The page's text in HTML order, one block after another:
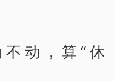
动，算“休